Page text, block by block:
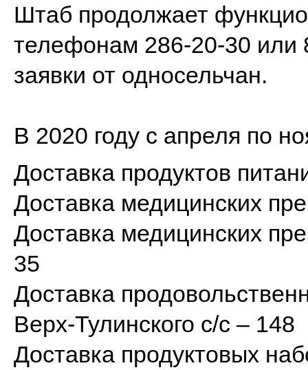
Штаб продолжает
телефонам 286-20-30 или
заявки от односельчан.
В 2020 году с апреля по
Доставка продуктов
Доставка медицинских
Доставка медицинских
35
Доставка
Верх-Тулинского с/с – 148
Доставка продуктовых